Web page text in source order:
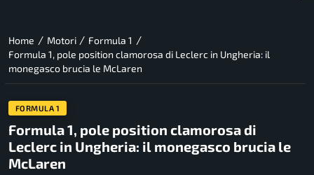
Home / Motori / Formula 1 /
Formula 1, pole position clamorosa di Leclerc in Ungheria: il
monegasco brucia le McLaren
FORMULA 1
Formula 1, pole position clamorosa di
Leclerc in Ungheria: il monegasco brucia le
McLaren